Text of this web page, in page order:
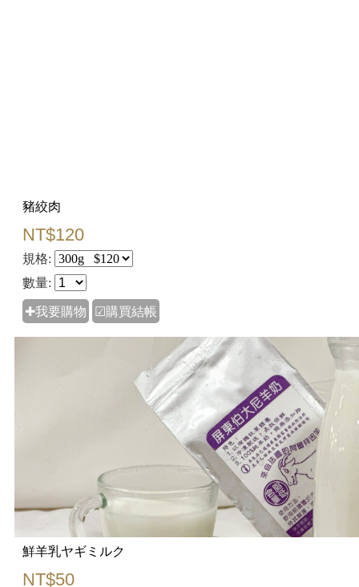
豬絞肉
NT$120
規格:
數量:
✚我要購物 ☑購買結帳
鮮羊乳ヤギミルク
NT$50